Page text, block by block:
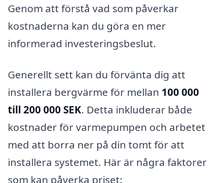
Genom att förstå vad som påverkar
kostnaderna kan du göra en mer
informerad investeringsbeslut.
Generellt sett kan du förvänta dig att
installera bergvärme för mellan 100 000
till 200 000 SEK. Detta inkluderar både
kostnader för varmepumpen och arbetet
med att borra ner på din tomt för att
installera systemet. Här är några faktorer
som kan påverka priset: